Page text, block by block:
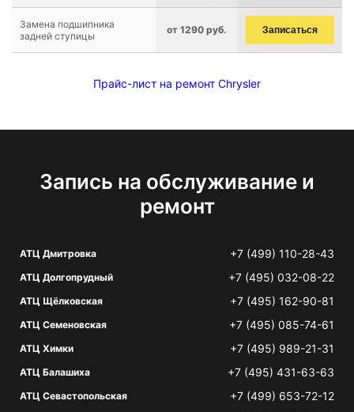
Замена подшипника
задней ступицы
от 1290 руб. Записаться
Прайс-лист на ремонт Chrysler
Запись на обслуживание и
ремонт
АТЦ Дмитровка +7 (499) 110-28-43
АТЦ Долгопрудный +7 (495) 032-08-22
АТЦ Щёлковская +7 (495) 162-90-81
АТЦ Семеновская +7 (495) 085-74-61
АТЦ Химки +7 (495) 989-21-31
АТЦ Балашиха +7 (495) 431-63-63
АТЦ Севастопольская +7 (499) 653-72-12